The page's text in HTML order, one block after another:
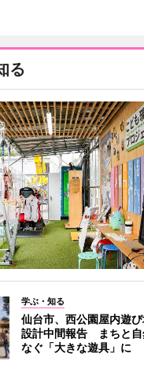
る
学ぶ・知る
仙台市、西公園屋内遊
設計中間報告 まちと自
なぐ「大きな遊具」に